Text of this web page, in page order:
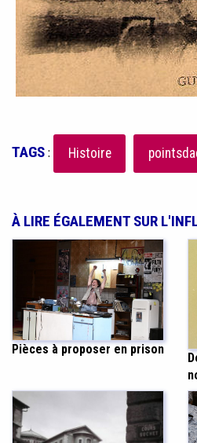
TAGS: Histoire
À LIRE ÉGALEMENT SUR
Pièces à proposer en prison